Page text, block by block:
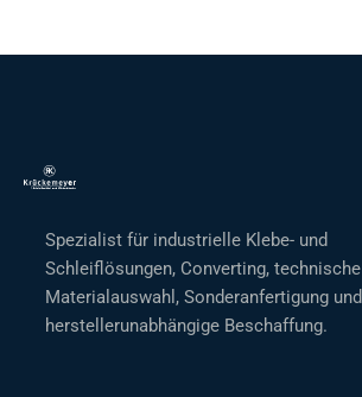
Spezialist für industrielle Klebe- und
Schleiflösungen, Converting, technische
Materialauswahl, Sonderanfertigung und
herstellerunabhängige Beschaffung.